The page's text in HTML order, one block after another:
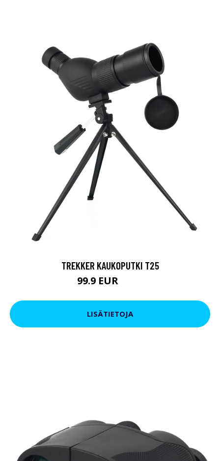
TREKKER KAUKOPUTKI T25
99.9 EUR
LISÄTIETOJA